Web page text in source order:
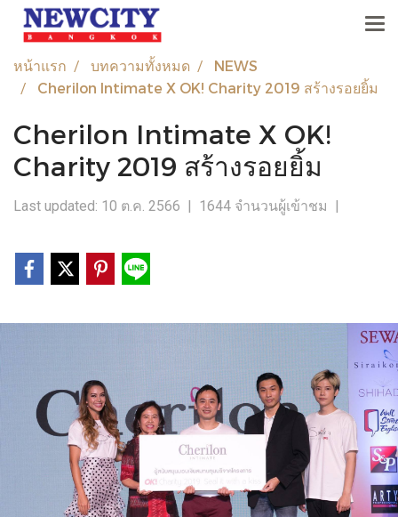
หน้าแรก บทความทั้งหมด
NEWS
Cherilon Intimate X OK! Charity 2019 สร้างรอยยิ้ม
Cherilon Intimate X OK!
Charity 2019 สร้างรอยยิ้ม
Last updated: 10 ต.ค. 2566 | 1644 จำนวนผู้เข้าชม |